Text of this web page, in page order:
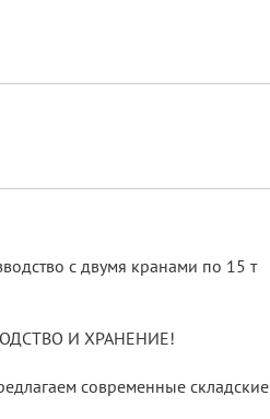
с двумя кранами по 15 т
И ХРАНЕНИЕ!
современные складские